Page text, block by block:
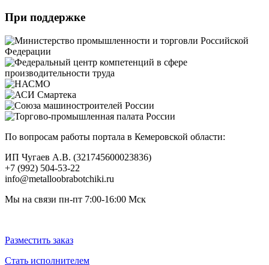
При поддержке
По вопросам работы портала в Кемеровской области:
ИП Чугаев А.В. (321745600023836)
+7 (992) 504-53-22
info@metalloobrabotchiki.ru
Мы на связи пн-пт 7:00-16:00 Мск
Разместить заказ
Стать исполнителем